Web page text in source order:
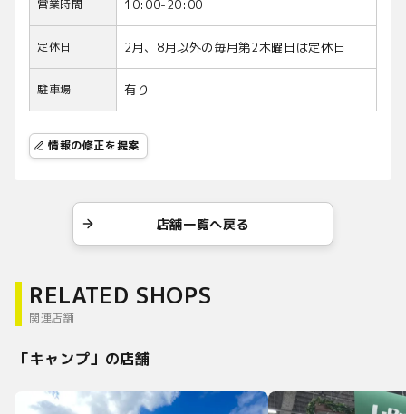
営業時間 10:00-20:00
定休日 2月、8月以外の毎月第2木曜日は定休日
駐車場 有り
情報の修正を提案
店舗一覧へ戻る
RELATED SHOPS
関連店舗
「キャンプ」の店舗